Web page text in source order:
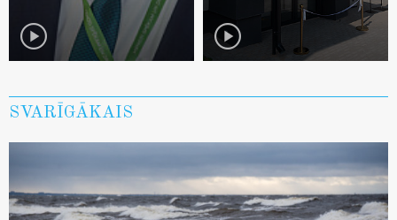
play_circle play_circle
SVARĪGĀKAIS